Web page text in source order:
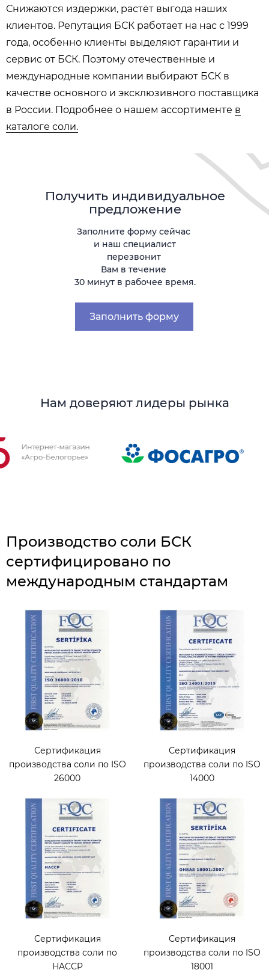
Снижаются издержки, растёт выгода наших
клиентов. Репутация БСК работает на нас с 1999
года, особенно клиенты выделяют гарантии и
сервис от БСК. Поэтому отечественные и
международные компании выбирают БСК в
качестве основного и эксклюзивного поставщика
в России. Подробнее о нашем ассортименте в
каталоге соли.
Получить индивидуальное
предложение
Заполните форму сейчас
и наш специалист
перезвонит
Вам в течение
30 минут в рабочее время.
Заполнить форму
Нам доверяют лидеры рынка
Производство соли БСК
сертифицировано по
международным стандартам
Сертификация
производства соли по ISO
26000
Сертификация
производства соли по ISO
14000
Сертификация
производства соли по
HACCP
Сертификация
производства соли по ISO
18001